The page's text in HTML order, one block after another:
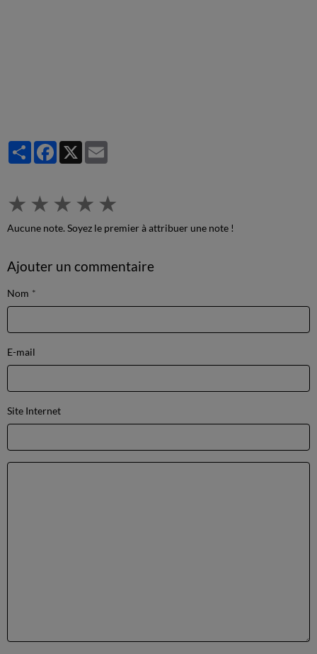
PartagerFacebook
X
★ ★ ★ ★ ★
Aucune note. Soyez le premier à attribuer une note !
Ajouter un commentaire
Nom
E-mail
Site Internet